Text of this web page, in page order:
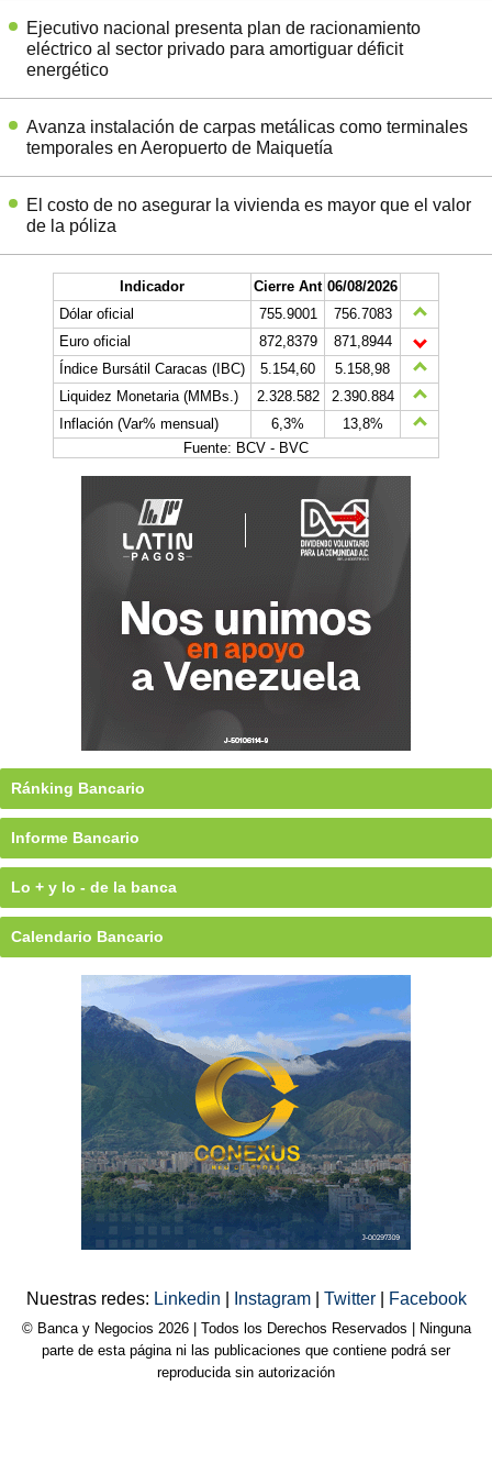
Ejecutivo nacional presenta plan de racionamiento
eléctrico al sector privado para amortiguar déficit
energético
Avanza instalación de carpas metálicas como terminales
temporales en Aeropuerto de Maiquetía
El costo de no asegurar la vivienda es mayor que el valor
de la póliza
Indicador Cierre Ant 06/08/2026
Dólar oficial
755.9001
756.7083
Euro oficial
872,8379
871,8944
Índice Bursátil Caracas (IBC)
5.154,60
5.158,98
Liquidez Monetaria (MMBs.)
2.328.582
2.390.884
Inflación (Var% mensual)
6,3%
13,8%
Fuente: BCV - BVC
Ránking Bancario
Informe Bancario
Lo + y lo - de la banca
Calendario Bancario
Nuestras redes: Linkedin Instagram Twitter Facebook
© Banca y Negocios 2026 | Todos los Derechos Reservados | Ninguna
parte de esta página ni las publicaciones que contiene podrá ser
reproducida sin autorización